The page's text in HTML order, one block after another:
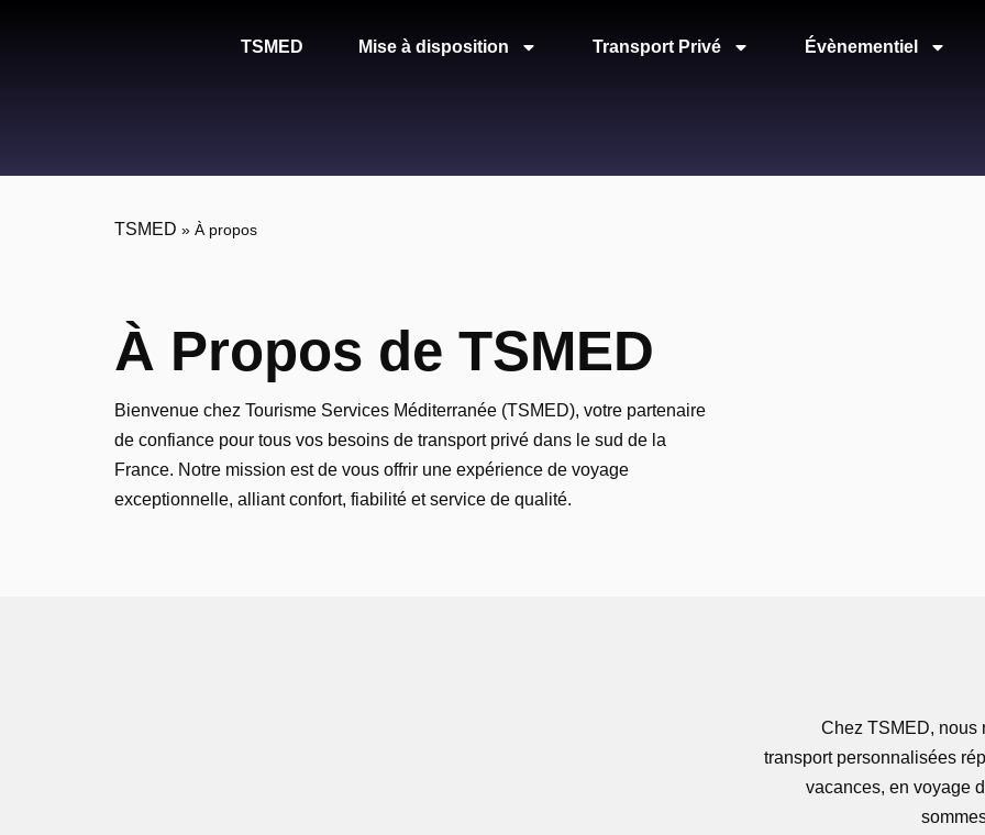
TSMED Mise à disposition Transport Privé Évènementiel
TSMED »À propos
À Propos de TSMED
Bienvenue chez Tourisme Services Méditerranée (TSMED), votre partenaire
de confiance pour tous vos besoins de transport privé dans le sud de la
France. Notre mission est de vous offrir une expérience de voyage
exceptionnelle, alliant confort, fiabilité et service de qualité.
Chez TSMED, nous
transport personnalisées
vacances, en voyage